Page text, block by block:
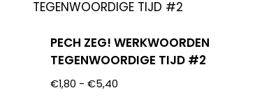
PECH ZEG! WERKWOORDEN
TEGENWOORDIGE TIJD #2
€1,80 - €5,40